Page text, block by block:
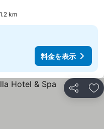
示
km
料金を表示
シェア お